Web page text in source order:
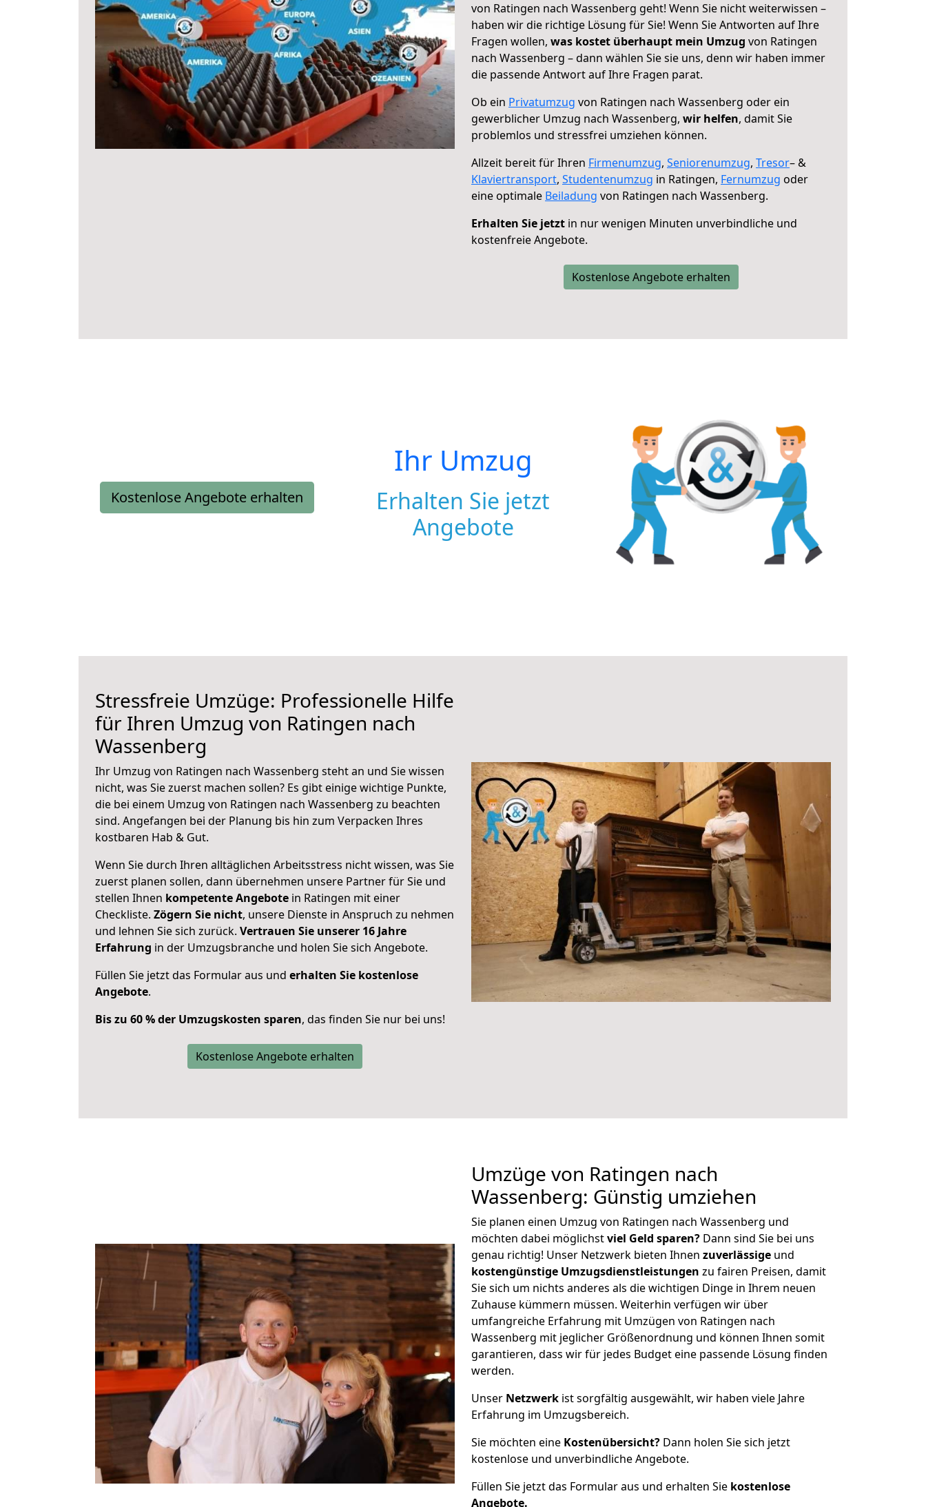
von Ratingen nach Wassenberg geht! Wenn Sie nicht weiterwissen –
haben wir die richtige Lösung für Sie! Wenn Sie Antworten auf Ihre
Fragen wollen, was kostet überhaupt mein Umzug von Ratingen
nach Wassenberg – dann wählen Sie sie uns, denn wir haben immer
die passende Antwort auf Ihre Fragen parat.
Ob ein Privatumzug von Ratingen nach Wassenberg oder ein
gewerblicher Umzug nach Wassenberg, wir helfen, damit Sie
problemlos und stressfrei umziehen können.
Allzeit bereit für Ihren Firmenumzug, Seniorenumzug, Tresor– &
Klaviertransport, Studentenumzug in Ratingen, Fernumzug oder
eine optimale Beiladung von Ratingen nach Wassenberg.
Erhalten Sie jetzt in nur wenigen Minuten unverbindliche und
kostenfreie Angebote.
Kostenlose Angebote erhalten
Kostenlose Angebote erhalten
Ihr Umzug
Erhalten Sie jetzt
Angebote
Stressfreie Umzüge: Professionelle Hilfe
für Ihren Umzug von Ratingen nach
Wassenberg
Ihr Umzug von Ratingen nach Wassenberg steht an und Sie wissen
nicht, was Sie zuerst machen sollen? Es gibt einige wichtige Punkte,
die bei einem Umzug von Ratingen nach Wassenberg zu beachten
sind. Angefangen bei der Planung bis hin zum Verpacken Ihres
kostbaren Hab & Gut.
Wenn Sie durch Ihren alltäglichen Arbeitsstress nicht wissen, was Sie
zuerst planen sollen, dann übernehmen unsere Partner für Sie und
stellen Ihnen kompetente Angebote in Ratingen mit einer
Checkliste. Zögern Sie nicht, unsere Dienste in Anspruch zu nehmen
und lehnen Sie sich zurück. Vertrauen Sie unserer 16 Jahre
Erfahrung in der Umzugsbranche und holen Sie sich Angebote.
Füllen Sie jetzt das Formular aus und erhalten Sie kostenlose
Angebote.
Bis zu 60 % der Umzugskosten sparen, das finden Sie nur bei uns!
Kostenlose Angebote erhalten
Umzüge von Ratingen nach
Wassenberg: Günstig umziehen
Sie planen einen Umzug von Ratingen nach Wassenberg und
möchten dabei möglichstviel Geld sparen? Dann sind Sie bei uns
genau richtig! Unser Netzwerk bieten Ihnen zuverlässige und
kostengünstige Umzugsdienstleistungen zu fairen Preisen, damit
Sie sich um nichts anderes als die wichtigen Dinge in Ihrem neuen
Zuhause kümmern müssen. Weiterhin verfügen wir über
umfangreiche Erfahrung mit Umzügen von Ratingen nach
Wassenberg mit jeglicher Größenordnung und können Ihnen somit
garantieren, dass wir für jedes Budget eine passende Lösung finden
werden.
Unser Netzwerk ist sorgfältig ausgewählt, wir haben viele Jahre
Erfahrung im Umzugsbereich.
Sie möchten eine Kostenübersicht? Dann holen Sie sich jetzt
kostenlose und unverbindliche Angebote.
Füllen Sie jetzt das Formular aus und erhalten Sie kostenlose
Angebote.